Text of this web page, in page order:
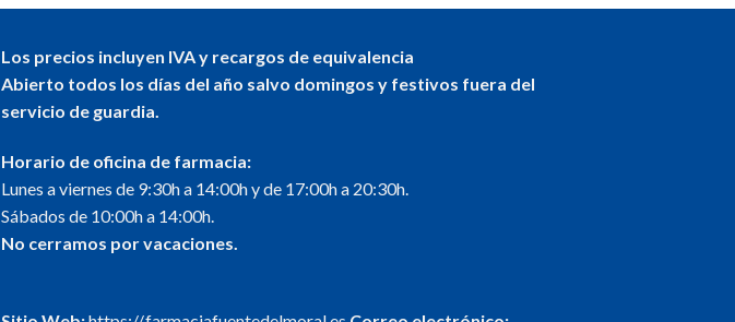
Los precios incluyen IVA y recargos de equivalencia
Abierto todos los días del año salvo domingos y festivos fuera del
servicio de guardia.
Horario de oficina de farmacia:
Lunes a viernes de 9:30h a 14:00h y de 17:00h a 20:30h.
Sábados de 10:00h a 14:00h.
No cerramos por vacaciones.